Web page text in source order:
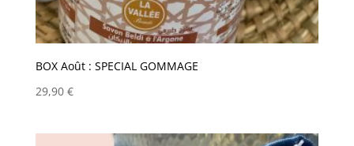
BOX Août : SPECIAL GOMMAGE
29,90 €